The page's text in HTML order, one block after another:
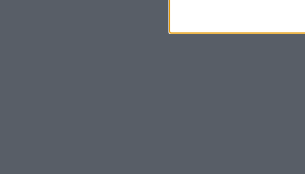
ποιες περιοχές της Αττικής